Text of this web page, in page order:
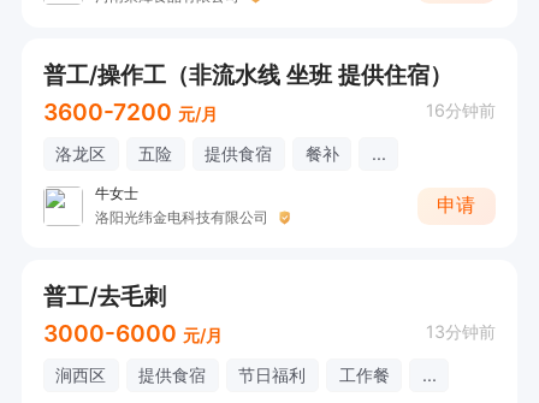
普工/操作工（非流水线 坐班 提供住宿）
3600-7200 元/月 16分钟前
洛龙区 五险 提供食宿 餐补 ...
牛女士
洛阳光纬金电科技有限公司
申请
普工/去毛刺
3000-6000 元/月 13分钟前
涧西区 提供食宿 节日福利 工作餐 ...